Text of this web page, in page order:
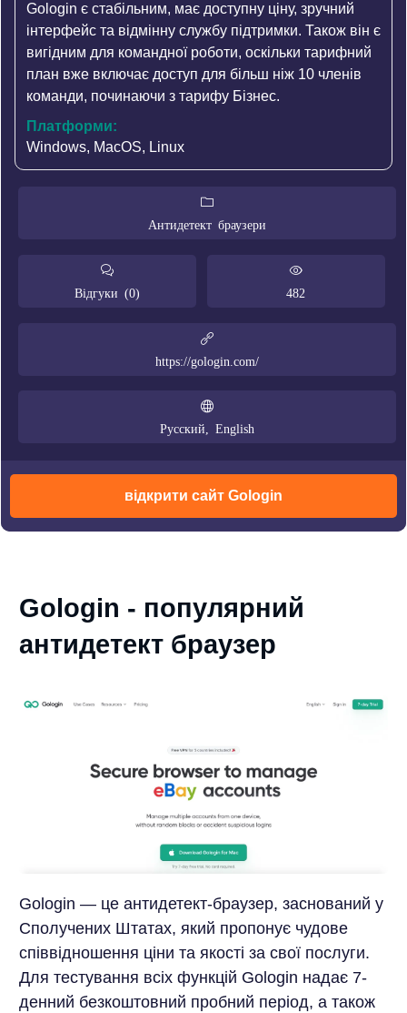
Gologin є стабільним, має доступну ціну, зручний
інтерфейс та відмінну службу підтримки. Також він є
вигідним для командної роботи, оскільки тарифний
план вже включає доступ для більш ніж 10 членів
команди, починаючи з тарифу Бізнес.
Платформи:
Windows, MacOS, Linux
Антидетект браузери
Відгуки (0) 482
https://gologin.com/
Русский, English
відкрити сайт Gologin
Gologin - популярний
антидетект браузер
Gologin — це антидетект-браузер, заснований у
Сполучених Штатах, який пропонує чудове
співвідношення ціни та якості за свої послуги.
Для тестування всіх функцій Gologin надає 7-
денний безкоштовний пробний період, а також